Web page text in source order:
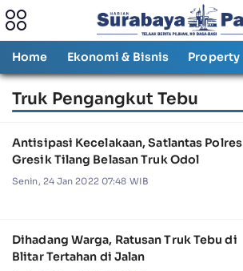
Home Ekonomi & Bisnis Property
Truk Pengangkut Tebu
Antisipasi Kecelakaan, Satlantas Polres
Gresik Tilang Belasan Truk Odol
Senin, 24 Jan 2022 07:48 WIB
Dihadang Warga, Ratusan Truk Tebu di
Blitar Tertahan di Jalan